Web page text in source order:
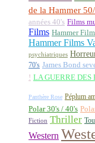
de la Hammer
années 40's Films
Films Hammer
Hammer Films
psychiatriques
70's James Bond
! LA GUERRE DES
Panthère Rose Péplum
Polar 30's / 40's
Fiction Thriller
Western